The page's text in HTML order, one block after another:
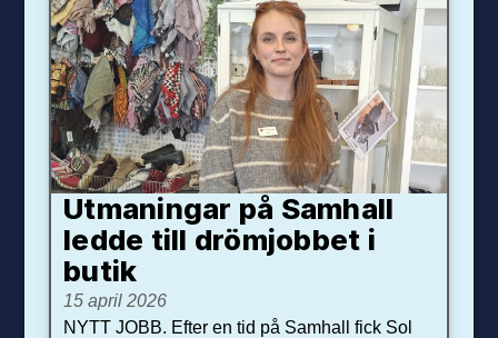
Utmaningar på Sam­hall
ledde till dröm­jobbet i
butik
15 april 2026
NYTT JOBB. Efter en tid på Samhall fick Sol